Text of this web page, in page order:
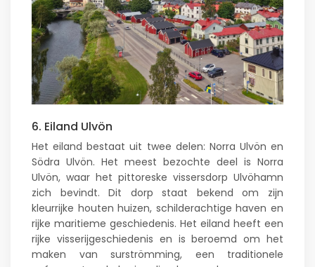
6. Eiland Ulvön
Het eiland bestaat uit twee delen: Norra Ulvön en
Södra Ulvön. Het meest bezochte deel is Norra
Ulvön, waar het pittoreske vissersdorp Ulvöhamn
zich bevindt. Dit dorp staat bekend om zijn
kleurrijke houten huizen, schilderachtige haven en
rijke maritieme geschiedenis. Het eiland heeft een
rijke visserijgeschiedenis en is beroemd om het
maken van surströmming, een traditionele